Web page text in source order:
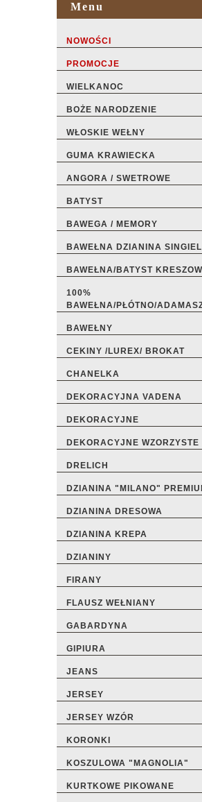
Menu
NOWOŚCI
PROMOCJE
WIELKANOC
BOŻE NARODZENIE
WŁOSKIE WEŁNY
GUMA KRAWIECKA
ANGORA / SWETROWE
BATYST
BAWEGA / MEMORY
BAWEŁNA DZIANINA SINGIEL
BAWEŁNA/BATYST
100%
BAWEŁNA/PŁÓTNO/
BAWEŁNY
CEKINY /LUREX/ BROKAT
CHANELKA
DEKORACYJNA VADENA
DEKORACYJNE
DEKORACYJNE WZORZYSTE
DRELICH
DZIANINA "MILANO"
DZIANINA DRESOWA
DZIANINA KREPA
DZIANINY
FIRANY
FLAUSZ WEŁNIANY
GABARDYNA
GIPIURA
JEANS
JERSEY
JERSEY WZÓR
KORONKI
KOSZULOWA "MAGNOLIA"
KURTKOWE PIKOWANE